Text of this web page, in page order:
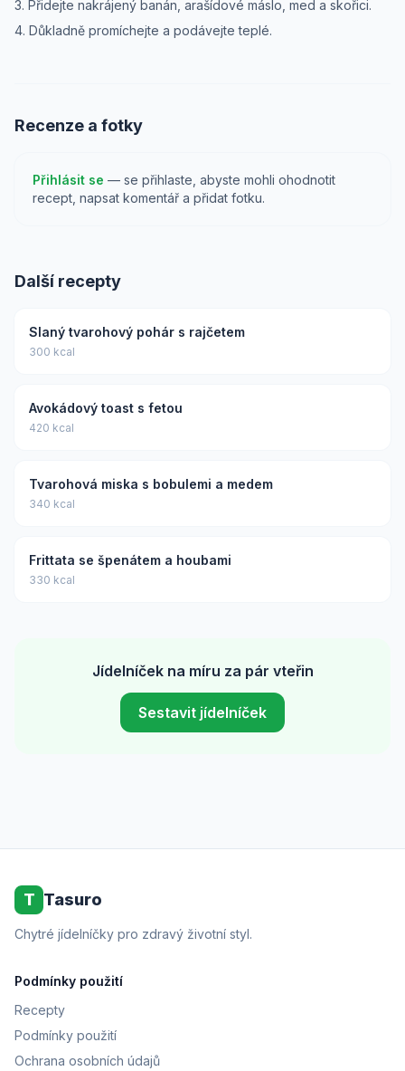
Přidejte nakrájený banán, arašídové máslo, med a skořici.
Důkladně promíchejte a podávejte teplé.
Recenze a fotky
Přihlásit se — se přihlaste, abyste mohli ohodnotit
recept, napsat komentář a přidat fotku.
Další recepty
Slaný tvarohový pohár s rajčetem
300 kcal
Avokádový toast s fetou
420 kcal
Tvarohová miska s bobulemi a medem
340 kcal
Frittata se špenátem a houbami
330 kcal
Jídelníček na míru za pár vteřin
Sestavit jídelníček
T Tasuro
Chytré jídelníčky pro zdravý životní styl.
Podmínky použití
Recepty
Podmínky použití
Ochrana osobních údajů